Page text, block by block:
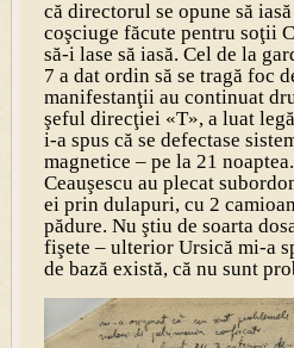
că directorul se opune să
coşciuge făcute pentru soţii
să-i lase să iasă. Cel de la
7 a dat ordin să se tragă foc
manifestanţii au continuat
şeful direcţiei «T», a luat
i-a spus că se defectase
magnetice – pe la 21
Ceauşescu au plecat
ei prin dulapuri, cu 2
pădure. Nu ştiu de soarta
fişete – ulterior Ursică mi-a
de bază există, că nu sunt